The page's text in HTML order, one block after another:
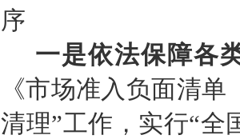
序
一是依法保障各
《市场准入负面清单
清理”工作 ，实行“全